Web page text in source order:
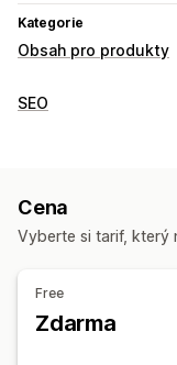
Kategorie
Obsah pro produkty
Typy obsahu
Vytváření obsahu
Generování pomocí
SEO
Generování pomocí
Optimalizace
Cena
Vyberte si tarif, který
Free
Zdarma